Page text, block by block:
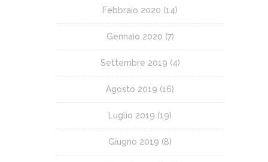
Febbraio 2020 (14)
Gennaio 2020 (7)
Settembre 2019 (4)
Agosto 2019 (16)
Luglio 2019 (19)
Giugno 2019 (8)